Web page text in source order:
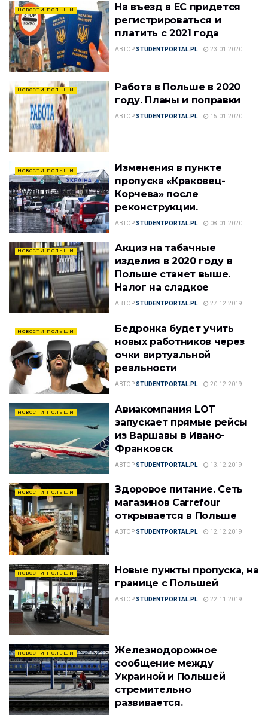
НОВОСТИ ПОЛЬШИ
На въезд в ЕС придется
регистрироваться и
платить с 2021 года
АВТОР STUDENTPORTAL.PL 23.01.2020
НОВОСТИ ПОЛЬШИ
Работа в Польше в 2020
году. Планы и поправки
АВТОР STUDENTPORTAL.PL 15.01.2020
НОВОСТИ ПОЛЬШИ
Изменения в пункте
пропуска «Краковец-
Корчева» после
реконструкции.
АВТОР STUDENTPORTAL.PL 08.01.2020
НОВОСТИ ПОЛЬШИ
Акциз на табачные
изделия в 2020 году в
Польше станет выше.
Налог на сладкое
АВТОР STUDENTPORTAL.PL 27.12.2019
НОВОСТИ ПОЛЬШИ
Бедронка будет учить
новых работников через
очки виртуальной
реальности
АВТОР STUDENTPORTAL.PL 20.12.2019
НОВОСТИ ПОЛЬШИ
Авиакомпания LOT
запускает прямые рейсы
из Варшавы в Ивано-
Франковск
АВТОР STUDENTPORTAL.PL 13.12.2019
НОВОСТИ ПОЛЬШИ
Здоровое питание. Сеть
магазинов Сarrefour
открывается в Польше
АВТОР STUDENTPORTAL.PL 12.12.2019
НОВОСТИ ПОЛЬШИ
Новые пункты пропуска, на
границе с Польшей
АВТОР STUDENTPORTAL.PL 22.11.2019
НОВОСТИ ПОЛЬШИ
Железнодорожное
сообщение между
Украиной и Польшей
стремительно
развивается.